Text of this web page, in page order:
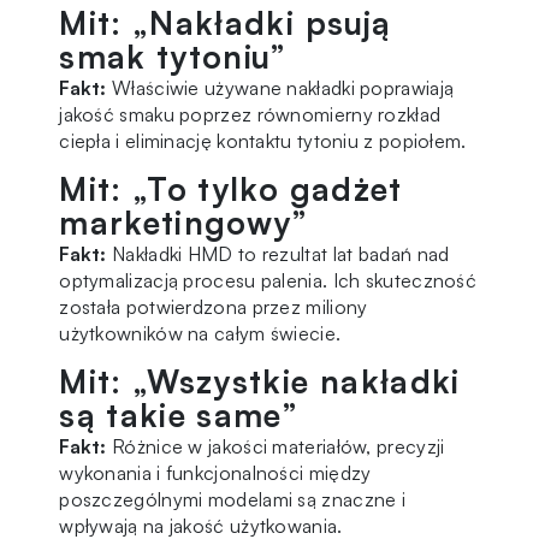
Mit: „Nakładki psują
smak tytoniu”
Fakt: Właściwie używane nakładki poprawiają
jakość smaku poprzez równomierny rozkład
ciepła i eliminację kontaktu tytoniu z popiołem.
Mit: „To tylko gadżet
marketingowy”
Fakt: Nakładki HMD to rezultat lat badań nad
optymalizacją procesu palenia. Ich skuteczność
została potwierdzona przez miliony
użytkowników na całym świecie.
Mit: „Wszystkie nakładki
są takie same”
Fakt: Różnice w jakości materiałów, precyzji
wykonania i funkcjonalności między
poszczególnymi modelami są znaczne i
wpływają na jakość użytkowania.